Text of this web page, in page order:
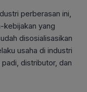
perberasan ini,
kebijakan yang
disosialisasikan
usaha di industri
distributor, dan